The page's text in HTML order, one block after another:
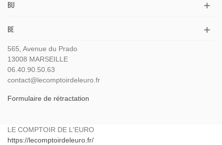
BU
BE
565, Avenue du Prado
13008 MARSEILLE
06.40.90.50.63
contact@lecomptoirdeleuro.fr
Formulaire de rétractation
LE COMPTOIR DE L'EURO
https://lecomptoirdeleuro.fr/